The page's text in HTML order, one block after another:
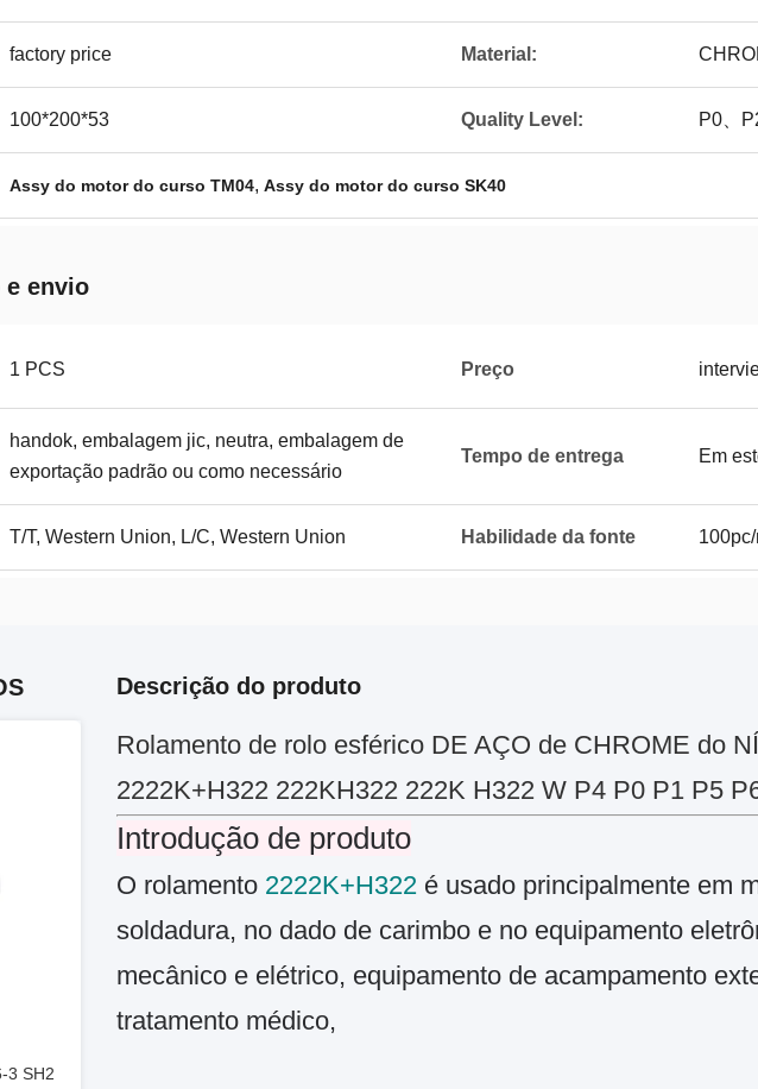
factory price Material:
100*200*53 Quality Level: P0、
Assy do motor do curso TM04, Assy do motor do curso SK40
e envio
1 PCS Preço
handok, embalagem jic, neutra, embalagem de
exportação padrão ou como necessário
Tempo de entrega Em
T/T, Western Union, L/C, Western Union Habilidade da fonte
3 SH2
Descrição do produto
Rolamento de rolo esférico DE AÇO de CHROME do
2222K+H322 222KH322 222K H322 W P4 P0 P1 P5
Introdução de produto
O rolamento 2222K+H322 é usado principalmente em
soldadura, no dado de carimbo e no equipamento
mecânico e elétrico, equipamento de acampamento
tratamento médico,